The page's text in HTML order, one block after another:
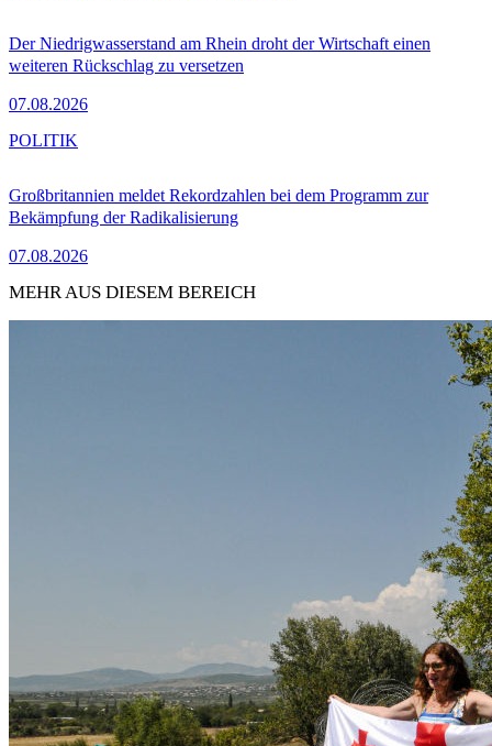
Der Niedrigwasserstand am Rhein droht der Wirtschaft einen
weiteren Rückschlag zu versetzen
07.08.2026
Großbritannien meldet Rekordzahlen bei dem Programm zur
Bekämpfung der Radikalisierung
07.08.2026
POLITIK
MEHR AUS DIESEM BEREICH